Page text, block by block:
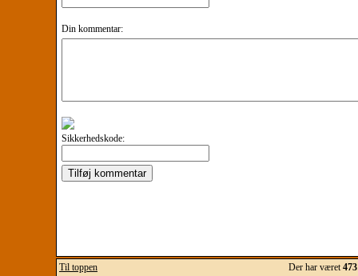
Din kommentar:
Sikkerhedskode:
Til toppen Der har været